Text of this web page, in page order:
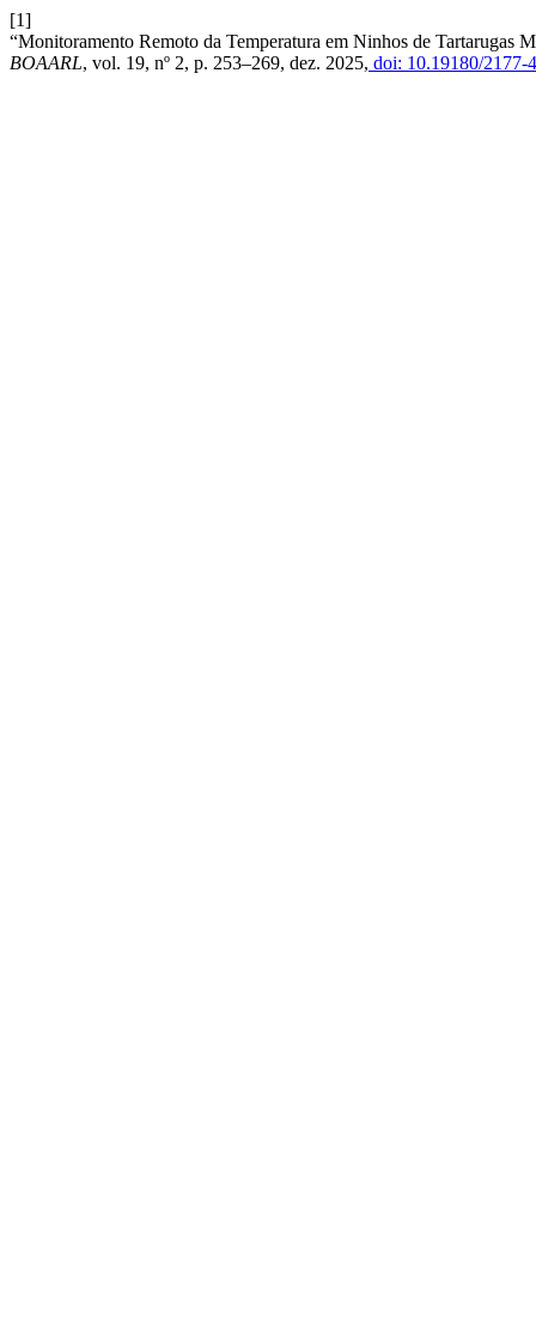
[1]
“Monitoramento Remoto da Temperatura em Ninhos de Tartarugas
BOAARL, vol. 19, nº 2, p. 253–269, dez. 2025, doi: 10.19180/2177-